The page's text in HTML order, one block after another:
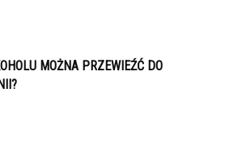
MOŻNA PRZEWIEŹĆ DO